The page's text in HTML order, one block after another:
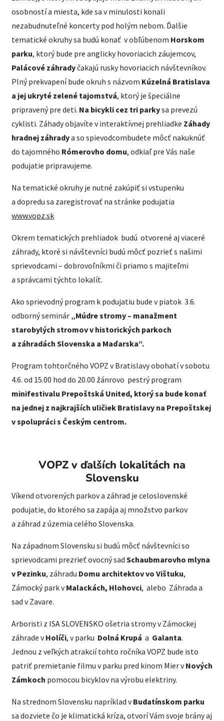
osobností a miesta, kde sa v minulosti konali
nezabudnuteľné koncerty pod holým nebom. Ďalšie
tematické okruhy sa budú konať v obľúbenom Horskom
parku, ktorý bude pre anglicky hovoriacich záujemcov,
Palácové záhradyčakajú rusky hovoriacich návštevníkov.
Plný prekvapení bude okruh s názvom Kúzelná Bratislava
a jej ukryté zelené tajomstvá, ktorý je špeciálne
pripravený pre deti. Na bicykli cez tri parkysa prevezú
cyklisti. Záhady objavíte v interaktívnej prehliadke Záhady
hradnej záhradya so spievodcombudete môcť nakuknúť
do tajomného Rómerovho domu, odkiaľ pre Vás naše
podujatie pripravujeme.
Na tematické okruhy je nutné zakúpiť si vstupenku
a dopredu sa zaregistrovať na stránke podujatia
www.vopz.sk
Okrem tematických prehliadok budú otvorené aj viaceré
záhrady, ktoré si návštevníci budú môcť pozrieť s našimi
sprievodcami – dobrovoľníkmi či priamo s majiteľmi
a správcami týchto lokalít.
Ako sprievodný program k podujatiu bude v piatok 3.6.
odborný seminár „Múdre stromy – manažment
starobylých stromov v historických parkoch
a záhradách Slovenska a Maďarska“.
Program tohtorčného VOPZ v Bratislavy obohatí v sobotu
4.6. od 15.00 hod do 20.00 žánrovo pestrý program
minifestivalu Prepoštská United, ktorý sa bude konať
na jednej z najkrajších uličiek Bratislavy na Prepoštskej
v spolupráci s Českým centrom.
VOPZ v ďalších lokalitách na
Slovensku
Víkend otvorených parkov a záhrad je celoslovenské
podujatie, do ktorého sa zapája aj množstvo parkov
a záhrad z územia celého Slovenska.
Na západnom Slovensku si budú môcť návštevníci so
sprievodcami prezrieť ovocný sad Schaubmarovho mlyna
v Pezinku, záhradu Domu architektov vo Vištuku,
Zámocký park vMalackách, Hlohovci, alebo Záhrada a
sad v Zavare.
Arboristi z ISA SLOVENSKO ošetria stromy v Zámockej
záhrade vHolíči, v parku Dolná Krupá a Galanta.
Jednou z veľkých atrakcií tohto ročníka VOPZ bude isto
patriť premietanie filmu v parku pred kinom Mier vNových
Zámkoch pomocou bicyklov na výrobu elektriny.
Na strednom Slovensku napríklad vBudatínskom parku
sa dozviete čo je klimatická kríza, otvorí Vám svoje brány aj